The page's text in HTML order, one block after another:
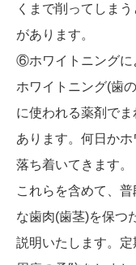
くまで削ってしま
があります。
⑥ホワイトニングに
ホワイトニング(歯
に使われる薬剤で
あります。何日か
落ち着いてきます。
これらを含めて、
な歯肉(歯茎)を保つ
説明いたします。